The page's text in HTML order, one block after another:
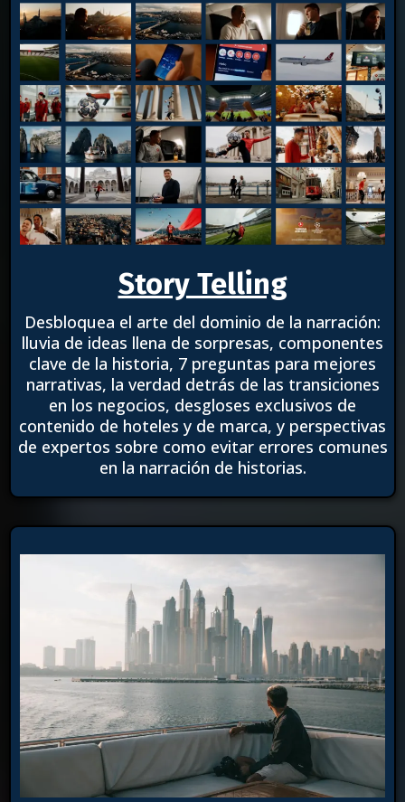
Story Telling
Desbloquea el arte del dominio de la narración:
lluvia de ideas llena de sorpresas, componentes
clave de la historia, 7 preguntas para mejores
narrativas, la verdad detrás de las transiciones
en los negocios, desgloses exclusivos de
contenido de hoteles y de marca, y perspectivas
de expertos sobre como evitar errores comunes
en la narración de historias.